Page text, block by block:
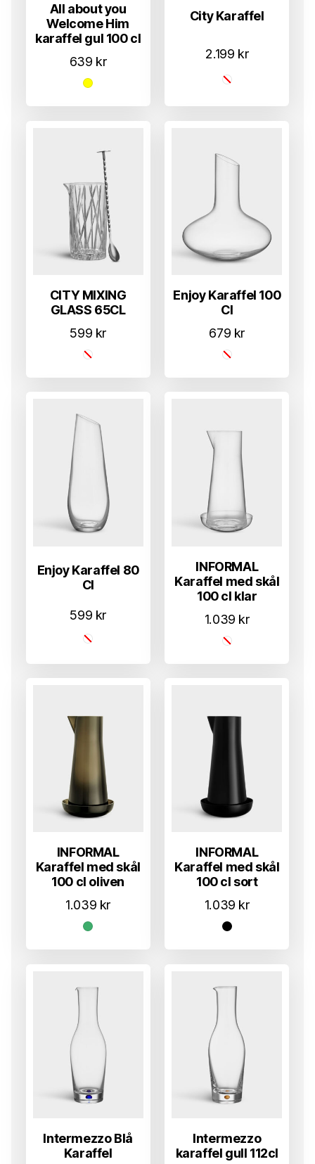
All about you
Welcome Him
karaffel gul 100 cl
639 kr
City Karaffel
2.199 kr
CITY MIXING
GLASS 65CL
599 kr
Enjoy Karaffel 100
Cl
679 kr
Enjoy Karaffel 80
Cl
599 kr
INFORMAL
Karaffel med skål
100 cl klar
1.039 kr
INFORMAL
Karaffel med skål
100 cl oliven
1.039 kr
INFORMAL
Karaffel med skål
100 cl sort
1.039 kr
Intermezzo Blå
Karaffel
Intermezzo
karaffel gull 112cl